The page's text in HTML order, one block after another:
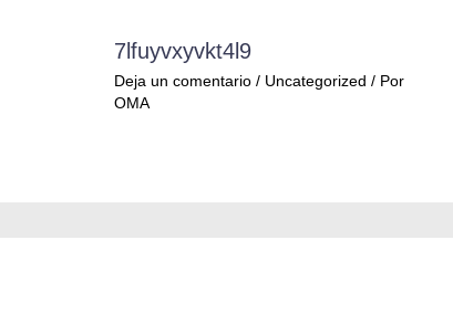
7lfuyvxyvkt4l9
Deja un comentario / Uncategorized / Por
OMA